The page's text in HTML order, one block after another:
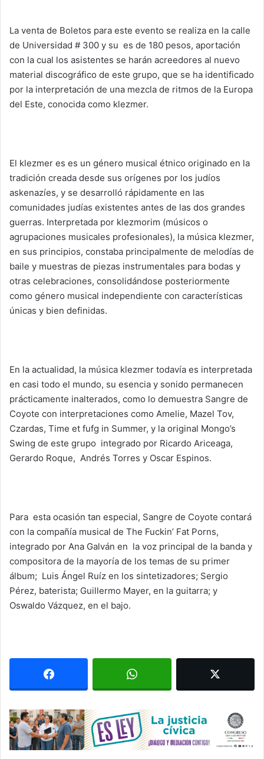
La venta de Boletos para este evento se realiza en la calle
de Universidad # 300 y su es de 180 pesos, aportación
con la cual los asistentes se harán acreedores al nuevo
material discográfico de este grupo, que se ha identificado
por la interpretación de una mezcla de ritmos de la Europa
del Este, conocida como klezmer.
El klezmer es es un género musical étnico originado en la
tradición creada desde sus orígenes por los judíos
askenazíes, y se desarrolló rápidamente en las
comunidades judías existentes antes de las dos grandes
guerras. Interpretada por klezmorim (músicos o
agrupaciones musicales profesionales), la música klezmer,
en sus principios, constaba principalmente de melodías de
baile y muestras de piezas instrumentales para bodas y
otras celebraciones, consolidándose posteriormente
como género musical independiente con características
únicas y bien definidas.
En la actualidad, la música klezmer todavía es interpretada
en casi todo el mundo, su esencia y sonido permanecen
prácticamente inalterados, como lo demuestra Sangre de
Coyote con interpretaciones como Amelie, Mazel Tov,
Czardas, Time et fufg in Summer, y la original Mongo’s
Swing de este grupo integrado por Ricardo Ariceaga,
Gerardo Roque, Andrés Torres y Oscar Espinos.
Para esta ocasión tan especial, Sangre de Coyote contará
con la compañía musical de The Fuckin’ Fat Porns,
integrado por Ana Galván en la voz principal de la banda y
compositora de la mayoría de los temas de su primer
álbum; Luis Ángel Ruíz en los sintetizadores; Sergio
Pérez, baterista; Guillermo Mayer, en la guitarra; y
Oswaldo Vázquez, en el bajo.